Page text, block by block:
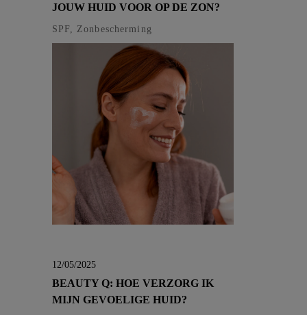
JOUW HUID VOOR OP DE ZON?
SPF, Zonbescherming
12/05/2025
BEAUTY Q: HOE VERZORG IK
MIJN GEVOELIGE HUID?